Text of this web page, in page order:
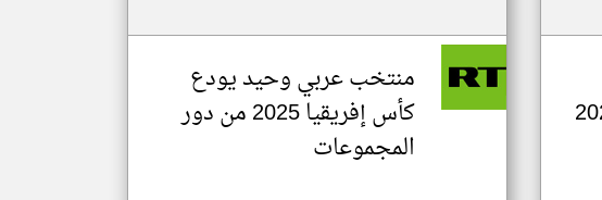
منتخب عربي وحيد يودع
كأس إفريقيا 2025 من دور
المجموعات